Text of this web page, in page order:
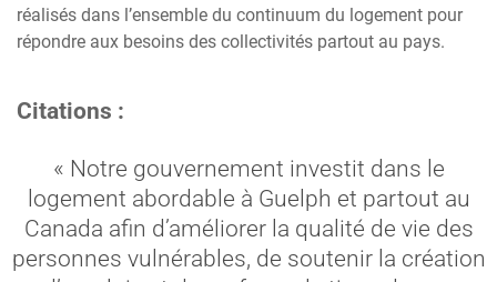
réalisés dans l’ensemble du continuum du logement pour
répondre aux besoins des collectivités partout au pays.
Citations :
« Notre gouvernement investit dans le
logement abordable à Guelph et partout au
Canada afin d’améliorer la qualité de vie des
personnes vulnérables, de soutenir la création